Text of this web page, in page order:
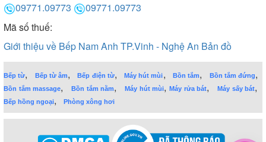
09771.09773
09771.09773
Mã số thuế:
Giới thiệu về Bếp Nam Anh TP.Vinh - Nghệ An Bản đồ
Bếp từ, Bếp từ âm,Bếp điện từ,Máy hút mùi, Bồn tắm, Bồn tắm đứng,
Bồn tắm massage,Bồn tắm nằm,Máy hút mùi,Máy rửa bát,Máy sấy bát,
Bếp hồng ngoại, Phòng xông hơi